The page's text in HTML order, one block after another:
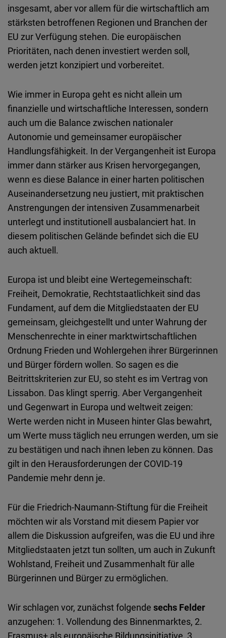
insgesamt, aber vor allem für die wirtschaftlich am
stärksten betroffenen Regionen und Branchen der
EU zur Verfügung stehen. Die europäischen
Prioritäten, nach denen investiert werden soll,
werden jetzt konzipiert und vorbereitet.
Wie immer in Europa geht es nicht allein um
finanzielle und wirtschaftliche Interessen, sondern
auch um die Balance zwischen nationaler
Autonomie und gemeinsamer europäischer
Handlungsfähigkeit. In der Vergangenheit ist Europa
immer dann stärker aus Krisen hervorgegangen,
wenn es diese Balance in einer harten politischen
Auseinandersetzung neu justiert, mit praktischen
Anstrengungen der intensiven Zusammenarbeit
unterlegt und institutionell ausbalanciert hat. In
diesem politischen Gelände befindet sich die EU
auch aktuell.
Europa ist und bleibt eine Wertegemeinschaft:
Freiheit, Demokratie, Rechtstaatlichkeit sind das
Fundament, auf dem die Mitgliedstaaten der EU
gemeinsam, gleichgestellt und unter Wahrung der
Menschenrechte in einer marktwirtschaftlichen
Ordnung Frieden und Wohlergehen ihrer Bürgerinnen
und Bürger fördern wollen. So sagen es die
Beitrittskriterien zur EU, so steht es im Vertrag von
Lissabon. Das klingt sperrig. Aber Vergangenheit
und Gegenwart in Europa und weltweit zeigen:
Werte werden nicht in Museen hinter Glas bewahrt,
um Werte muss täglich neu errungen werden, um sie
zu bestätigen und nach ihnen leben zu können. Das
gilt in den Herausforderungen der COVID-19
Pandemie mehr denn je.
Für die Friedrich-Naumann-Stiftung für die Freiheit
möchten wir als Vorstand mit diesem Papier vor
allem die Diskussion aufgreifen, was die EU und ihre
Mitgliedstaaten jetzt tun sollten, um auch in Zukunft
Wohlstand, Freiheit und Zusammenhalt für alle
Bürgerinnen und Bürger zu ermöglichen.
Wir schlagen vor, zunächst folgende sechs Felder
anzugehen: 1. Vollendung des Binnenmarktes, 2.
Erasmus+ als europäische Bildungsinitiative, 3.